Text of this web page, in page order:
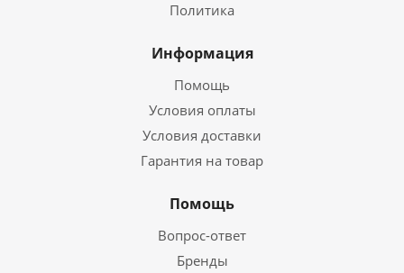
Политика
Информация
Помощь
Условия оплаты
Условия доставки
Гарантия на товар
Помощь
Вопрос-ответ
Бренды